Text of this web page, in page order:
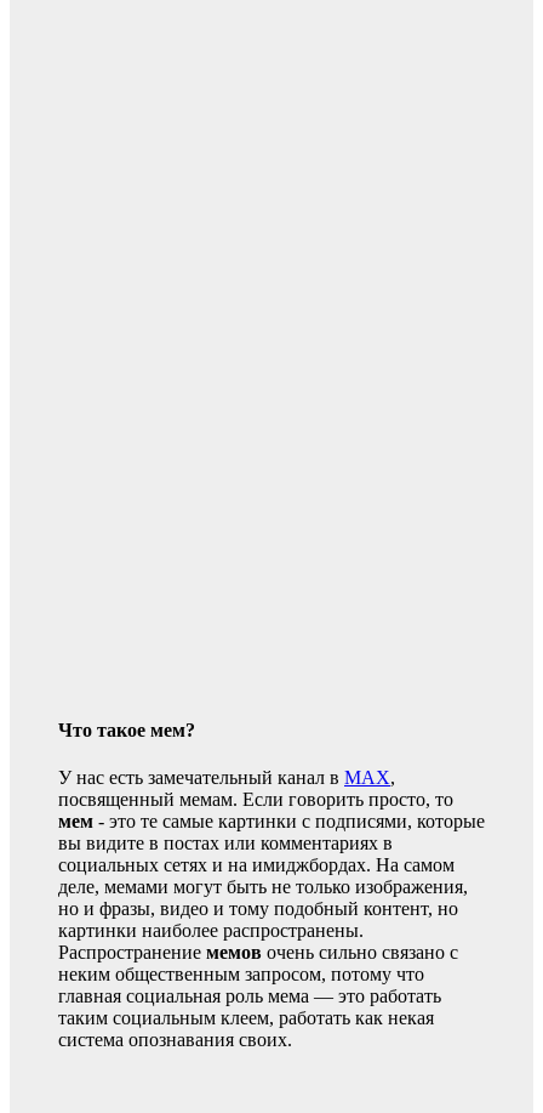
Что такое мем?
У нас есть замечательный канал в MAX,
посвященный мемам. Если говорить просто, то
мем - это те самые картинки с подписями, которые
вы видите в постах или комментариях в
социальных сетях и на имиджбордах. На самом
деле, мемами могут быть не только изображения,
но и фразы, видео и тому подобный контент, но
картинки наиболее распространены.
Распространение мемов очень сильно связано с
неким общественным запросом, потому что
главная социальная роль мема — это работать
таким социальным клеем, работать как некая
система опознавания своих.